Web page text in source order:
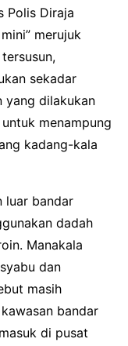
Polis Diraja
merujuk
sekadar
yang dilakukan
menampung
kadang-kala
luar bandar
dadah
Manakala
dan
masih
bandar
di pusat